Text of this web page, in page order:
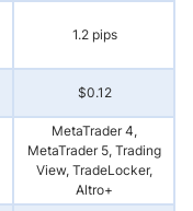
1.2 pips
$0.12
MetaTrader 4,
MetaTrader 5, Trading
View, TradeLocker,
Altro+